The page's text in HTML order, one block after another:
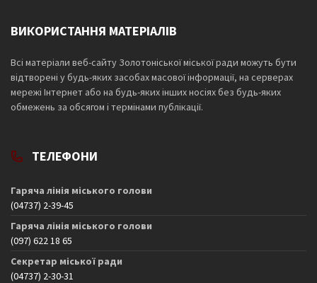
ВИКОРИСТАННЯ МАТЕРІАЛІВ
Всі матеріали веб-сайту Золотоніської міської ради можуть бути
відтворені у будь-яких засобах масової інформації, на серверах
мережі Інтернет або на будь-яких інших носіях без будь-яких
обмежень за обсягом і термінами публікації.
ТЕЛЕФОНИ
Гаряча лінія міського голови
(04737) 2-39-45
Гаряча лінія міського голови
(097) 622 18 65
Секретар міської ради
(04737) 2-30-31